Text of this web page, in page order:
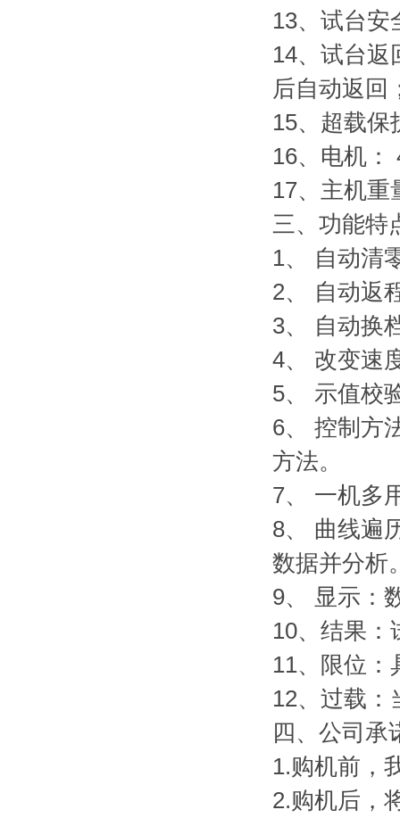
13、试台安
14、试台返
后自动返回
15、超载保
16、电机：
17、主机重
三、 功能特
1、 自动清
2、 自动返
3、 自动换
4、 改变速
5、 示值校
6、 控制方
方法。
7、 一机多
8、 曲线遍
数据并分析
9、 显示：
10、结果：
11、限位：
12、过载：
四、公司承
1.购机前，
2.购机后，